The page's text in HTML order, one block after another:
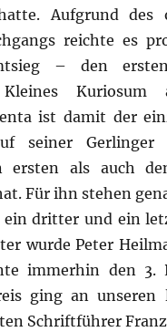
Aufgrund des
reichte es
– den
Kuriosum
ist damit der
seiner Gerlinger
ersten als auch
Für ihn stehen
ein dritter und ein
wurde Peter
immerhin den 3.
ging an unseren
Schriftführer Franz